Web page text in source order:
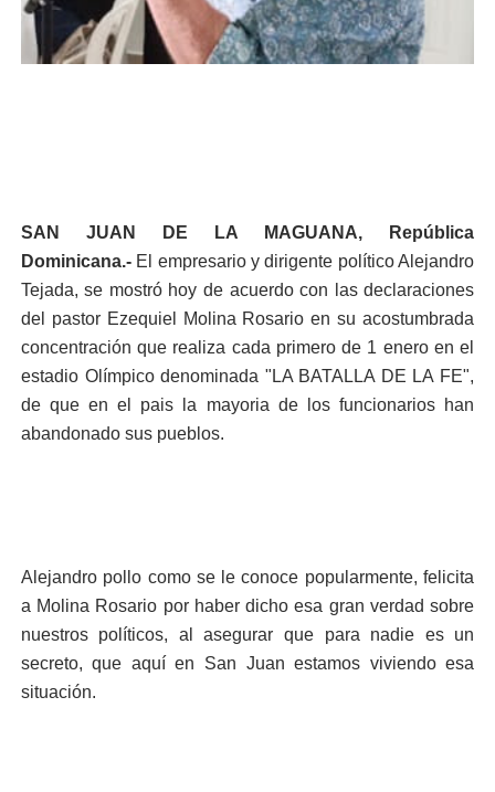
SAN JUAN DE LA MAGUANA, República
Dominicana.- El empresario y dirigente político Alejandro
Tejada, se mostró hoy de acuerdo con las declaraciones
del pastor Ezequiel Molina Rosario en su acostumbrada
concentración que realiza cada primero de 1 enero en el
estadio Olímpico denominada "LA BATALLA DE LA FE",
de que en el pais la mayoria de los funcionarios han
abandonado sus pueblos.
Alejandro pollo como se le conoce popularmente, felicita
a Molina Rosario por haber dicho esa gran verdad sobre
nuestros políticos, al asegurar que para nadie es un
secreto, que aquí en San Juan estamos viviendo esa
situación.